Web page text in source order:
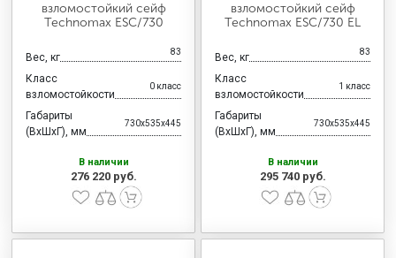
взломостойкий сейф
Technomax ESC/730
Вес, кг 83
Класс
взломостойкости
0 класс
Габариты
(ВхШхГ), мм
730x535x445
В наличии
276 220 руб.
взломостойкий сейф
Technomax ESC/730 EL
Вес, кг 83
Класс
взломостойкости
1 класс
Габариты
(ВхШхГ), мм
730x535x445
В наличии
295 740 руб.